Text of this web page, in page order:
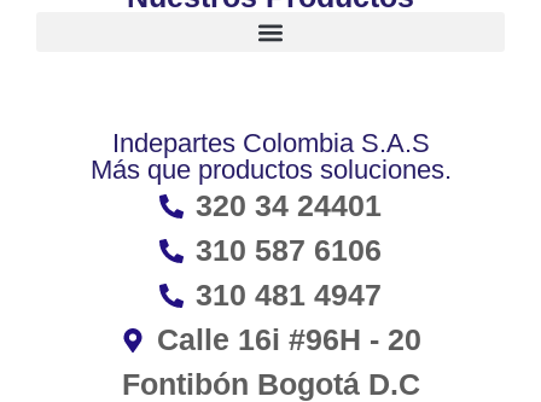
Indepartes Colombia S.A.S
Más que productos soluciones.
320 34 24401
310 587 6106
310 481 4947
Calle 16i #96H - 20
Fontibón Bogotá D.C